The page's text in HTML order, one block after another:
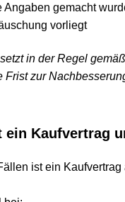
gemacht wurden
vorliegt
in der Regel gemäß §
zur Nachbesserung
Kaufvertrag
ist ein Kaufvertrag